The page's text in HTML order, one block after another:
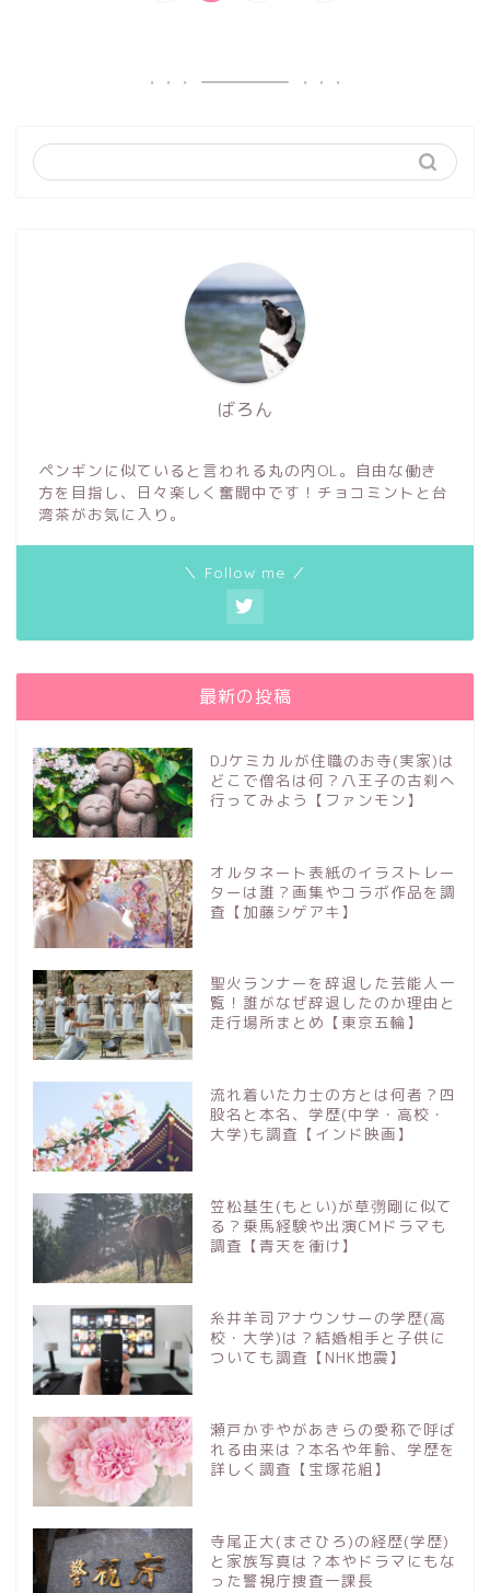
ばろん
ペンギンに似ていると言われる丸の内OL。自由な働き
方を目指し、日々楽しく奮闘中です！チョコミントと台
湾茶がお気に入り。
＼ Follow me ／
最新の投稿
DJケミカルが住職のお寺(実家)は
どこで僧名は何？八王子の古刹へ
行ってみよう【ファンモン】
オルタネート表紙のイラストレー
ターは誰？画集やコラボ作品を調
査【加藤シゲアキ】
聖火ランナーを辞退した芸能人一
覧！誰がなぜ辞退したのか理由と
走行場所まとめ【東京五輪】
流れ着いた力士の方とは何者？四
股名と本名、学歴(中学・高校・
大学)も調査【インド映画】
笠松基生(もとい)が草彅剛に似て
る？乗馬経験や出演CMドラマも
調査【青天を衝け】
糸井羊司アナウンサーの学歴(高
校・大学)は？結婚相手と子供に
ついても調査【NHK地震】
瀬戸かずやがあきらの愛称で呼ば
れる由来は？本名や年齢、学歴を
詳しく調査【宝塚花組】
寺尾正大(まさひろ)の経歴(学歴)
と家族写真は？本やドラマにもな
った警視庁捜査一課長